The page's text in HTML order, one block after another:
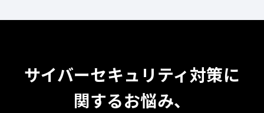
サイバーセキュリティ対策に
関するお悩み、